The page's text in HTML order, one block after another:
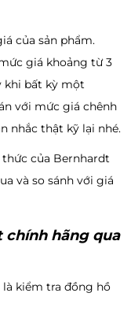
của sản phẩm.
giá khoảng từ 3
khi bất kỳ một
với mức giá chênh
nhắc thật kỹ lại nhé.
của Bernhardt
và so sánh với giá
chính hãng qua
kiểm tra đồng hồ